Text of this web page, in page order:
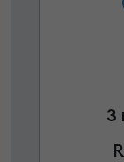
3